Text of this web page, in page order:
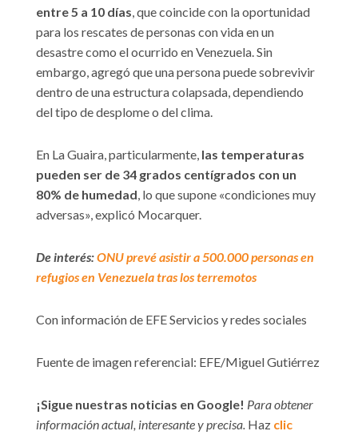
entre 5 a 10 días, que coincide con la oportunidad
para los rescates de personas con vida en un
desastre como el ocurrido en Venezuela. Sin
embargo, agregó que una persona puede sobrevivir
dentro de una estructura colapsada, dependiendo
del tipo de desplome o del clima.
En La Guaira, particularmente, las temperaturas
pueden ser de 34 grados centígrados con un
80% de humedad, lo que supone «condiciones muy
adversas», explicó Mocarquer.
De interés:ONU prevé asistir a 500.000 personas en
refugios en Venezuela tras los terremotos
Con información de EFE Servicios y redes sociales
Fuente de imagen referencial: EFE/Miguel Gutiérrez
¡Sigue nuestras noticias en Google! Para obtener
información actual, interesante y precisa. Haz clic